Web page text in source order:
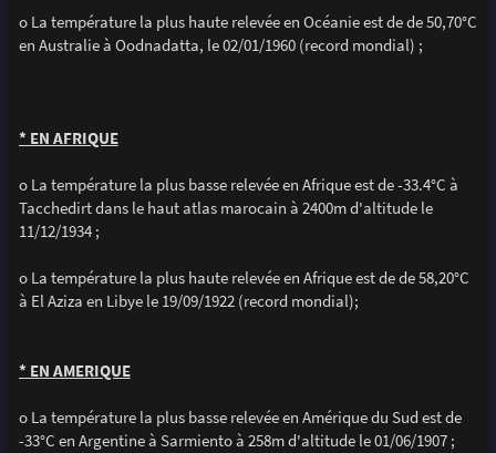
o La température la plus haute relevée en Océanie est de de 50,70°C
en Australie à Oodnadatta, le 02/01/1960 (record mondial) ;
* EN AFRIQUE
o La température la plus basse relevée en Afrique est de -33.4°C à
Tacchedirt dans le haut atlas marocain à 2400m d'altitude le
11/12/1934 ;
o La température la plus haute relevée en Afrique est de de 58,20°C
à El Aziza en Libye le 19/09/1922 (record mondial);
* EN AMERIQUE
o La température la plus basse relevée en Amérique du Sud est de
-33°C en Argentine à Sarmiento à 258m d'altitude le 01/06/1907 ;